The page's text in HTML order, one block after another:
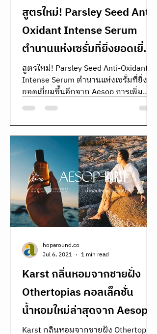
สูตรใหม่! Parsley Seed Anti-
Oxidant Intense Serum
ตำนานแห่งเซรั่มที่ยิ่งยอดเยี่ยม
ขึ้นอีกจาก Aesop
สูตรใหม่! Parsley Seed Anti-Oxidant
Intense Serum ตำนานแห่งเซรั่มที่ยิ่ง
ยอดเยี่ยมขึ้นอีกจาก Aesop การเพิ่ม
ความแข็งแรงและปกป้องผิวจากมล
Karst กลิ่นหอมจากชายฝั่ง
Othertopias คอลเล็คชั่น
น้ำหอมใหม่ล่าสุดจาก Aesop
Karst กลิ่นหอมจากชายฝั่ง Othertopias
hoparound.co
Jul 6, 2021
1 min read